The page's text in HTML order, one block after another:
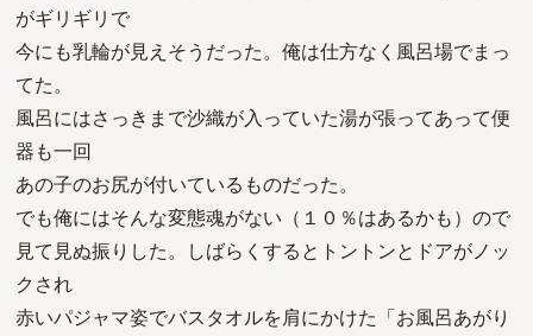
がギリギリで
今にも乳輪が見えそうだった。俺は仕方なく風呂場でまっ
てた。
風呂にはさっきまで沙織が入っていた湯が張ってあって便
器も一回
あの子のお尻が付いているものだった。
でも俺にはそんな変態魂がない（１０％はあるかも）ので
見て見ぬ振りした。しばらくするとトントンとドアがノッ
クされ
赤いパジャマ姿でバスタオルを肩にかけた「お風呂あがり